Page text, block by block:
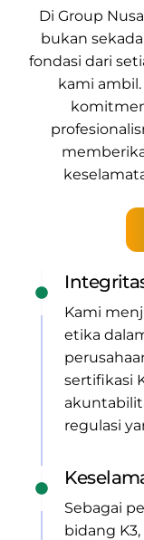
Di Group
bukan
fondasi dari
kami
Kami
etika
sertifikasi
regulasi
Sebagai
bidang